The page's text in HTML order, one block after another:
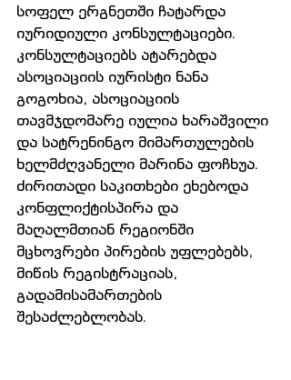
სოფელ ერგნეთში ჩატარდა
იურიდიული კონსულტაციები.
კონსულტაციებს ატარებდა
ასოციაციის იურისტი ნანა
გოგოხია, ასოციაციის
თავმჯდომარე იულია ხარაშვილი
და სატრენინგო მიმართულების
ხელმძღვანელი მარინა ფოჩხუა.
ძირითადი საკითხები ეხებოდა
კონფლიქტისპირა და
მაღალმთიან რეგიონში
მცხოვრები პირების უფლებებს,
მიწის რეგისტრაციას,
გადამისამართების
შესაძლებლობას.